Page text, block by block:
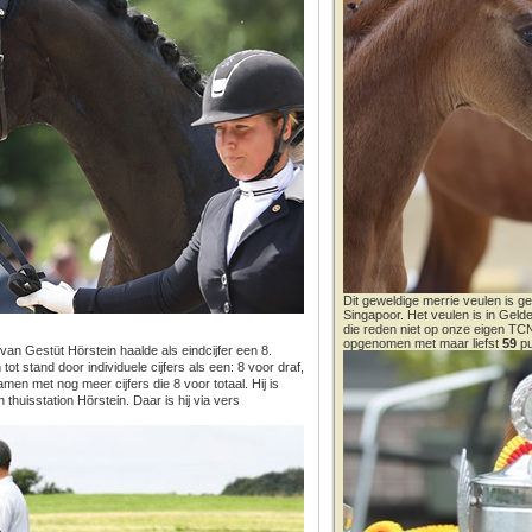
Gestüt Hörstein haalde als eindcijfer een 8.
stand door individuele cijfers als een: 8 voor draf,
met nog meer cijfers die 8 voor totaal. Hij is
thuisstation Hörstein. Daar is hij via vers
Dit geweldige merrie veulen is
Singapoor. Het veulen is in
die reden niet op onze eigen
opgenomen met maar liefst 59